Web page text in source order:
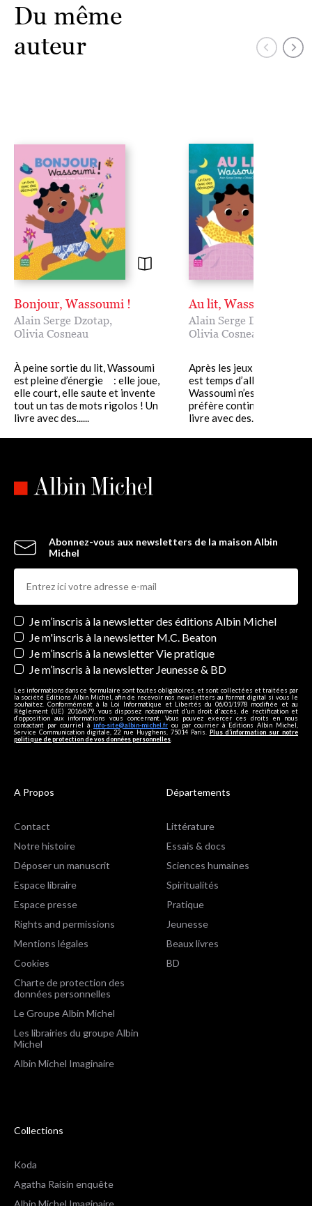
Du même
auteur
Bonjour, Wassoumi !
Alain Serge Dzotap,
Olivia Cosneau
À peine sortie du lit, Wassoumi
est pleine d’énergie : elle joue,
elle court, elle saute et invente
tout un tas de mots rigolos ! Un
livre avec des......
Au lit, Wassoumi !
Alain Serge Dzotap
Olivia Cosneau
Après les jeux et les
est temps d’aller dormir.
Wassoumi n’est pas
préfère continuer de jouer
livre avec des......
Abonnez-vous aux newsletters de la maison Albin
Michel
Newsletters
Je m’inscris à la newsletter des éditions Albin Michel
Je m'inscris à la newsletter M.C. Beaton
Je m’inscris à la newsletter Vie pratique
Je m’inscris à la newsletter Jeunesse & BD
Les informations dans ce formulaire sont toutes obligatoires, et sont collectées et traitées par
la société Editions Albin Michel, afin de recevoir nos newsletters au format digital si vous le
souhaitez. Conformément à la Loi Informatique et Libertés du 06/01/1978 modifiée et au
Règlement (UE) 2016/679, vous disposez notamment d'un droit d'accès, de rectification et
d’opposition aux informations vous concernant. Vous pouvez exercer ces droits en nous
contactant par courriel à info-site@albin-michel.fr ou par courrier à Editions Albin Michel,
Service Communication digitale, 22 rue Huyghens, 75014 Paris. Plus d’information sur notre
politique de protection de vos données personnelles
A Propos
Contact
Notre histoire
Déposer un manuscrit
Espace libraire
Espace presse
Rights and permissions
Mentions légales
Cookies
Charte de protection des
données personnelles
Le Groupe Albin Michel
Les librairies du groupe Albin
Michel
Albin Michel Imaginaire
Départements
Littérature
Essais & docs
Sciences humaines
Spiritualités
Pratique
Jeunesse
Beaux livres
BD
Collections
Koda
Agatha Raisin enquête
Albin Michel Imaginaire